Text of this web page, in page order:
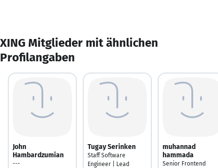
XING Mitglieder mit ähnlichen
Profilangaben
John
Hambardzumian
---
Tugay Serinken
Staff Software
Engineer | Lead
muhannad
hammada
Senior Frontend